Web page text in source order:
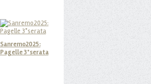
Sanremo2025:
Pagelle 3°serata